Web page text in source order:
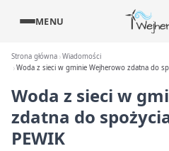
MENU
Strona główna Wiadomości
Woda z sieci w gminie Wejherowo zdatna do
Woda z sieci w
zdatna do
PEWIK